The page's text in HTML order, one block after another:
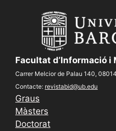
Facultat d’Informació
Carrer Melcior de Palau 140,
Contacte: revistabid@ub.edu
Graus
Màsters
Doctorat